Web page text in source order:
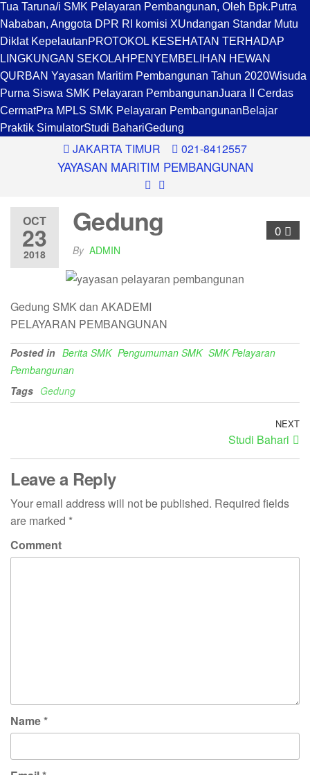
Tua Taruna/i SMK Pelayaran Pembangunan, Oleh Bpk.Putra
Nababan, Anggota DPR RI komisi XUndangan Standar Mutu
Diklat KepelautanPROTOKOL KESEHATAN TERHADAP
LINGKUNGAN SEKOLAH PENYEMBELIHAN HEWAN
QURBAN Yayasan Maritim Pembangunan Tahun 2020Wisuda
Purna Siswa SMK Pelayaran PembangunanJuara II Cerdas
CermatPra MPLS SMK Pelayaran PembangunanBelajar
Praktik SimulatorStudi BahariGedung
JAKARTA TIMUR 021-8412557
YAYASAN MARITIM PEMBANGUNAN
OCT
23
2018
0
Gedung
By ADMIN
Gedung SMK dan AKADEMI
PELAYARAN PEMBANGUNAN
Posted in Berita SMK Pengumuman SMK SMK Pelayaran
Pembangunan
Tags Gedung
NEXT
Studi Bahari
Leave a Reply
Your email address will not be published. Required fields
are marked *
Comment
Name*